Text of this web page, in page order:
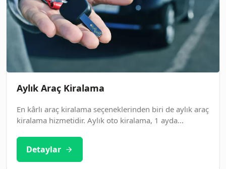
Aylık Araç Kiralama
En kârlı araç kiralama seçeneklerinden biri de aylık araç
kiralama hizmetidir. Aylık oto kiralama, 1 ayda...
Detaylar